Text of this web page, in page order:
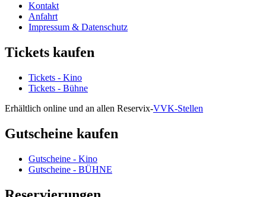
Kontakt
Anfahrt
Impressum & Datenschutz
Tickets kaufen
Tickets - Kino
Tickets - Bühne
Erhältlich online und an allen Reservix-VVK-Stellen
Gutscheine kaufen
Gutscheine - Kino
Gutscheine - BÜHNE